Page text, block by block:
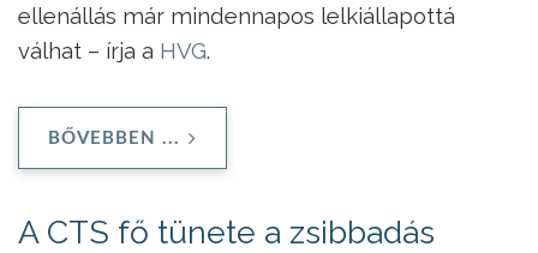
ellenállás már mindennapos lelkiállapottá
válhat – írja a HVG.
BŐVEBBEN ...
A CTS fő tünete a zsibbadás